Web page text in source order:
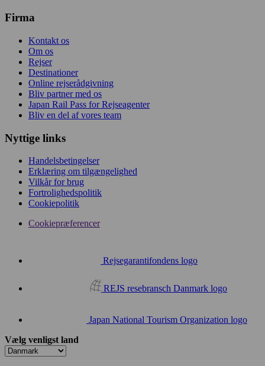
Firma
Kontakt os
Om os
Rejser
Destinationer
Online rejserådgivning
Bliv partner med os
Japan Rail Pass for Rejseagenter
Bliv en del af vores team
Nyttige links
Handelsbetingelser
Erklæring om tilgængelighed
Vilkår for brug
Fortrolighedspolitik
Cookiepolitik
Cookiepræferencer
Rejsegarantifondens logo
REJS resebransch Danmark logo
Japan National Tourism Organization logo
Vælg venligst land